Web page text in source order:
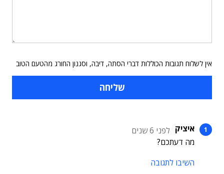
אין לשלוח תגובות הכוללות דברי הסתה, דיבה, וסגנון החורג מהטעם הטוב
איציק לפני 6 שנים
מה דעתכם?
השיבו לתגובה